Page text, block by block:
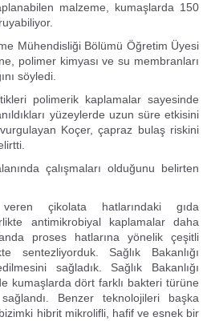
malzeme, kumaşlarda 150
Mühendisliği Bölümü Öğretim Üyesi
polimer kimyası ve su membranları
söyledi.
polimerik kaplamalar sayesinde
yüzeylerde uzun süre etkisini
vurgulayan Koçer, çapraz bulaş riskini
çalışmaları olduğunu belirten
çikolata hatlarındaki gıda
antimikrobiyal kaplamalar daha
proses hatlarına yönelik çeşitli
sentezliyorduk. Sağlık Bakanlığı
sağladık. Sağlık Bakanlığı
kumaşlarda dört farklı bakteri türüne
Benzer teknolojileri başka
hibrit mikrolifli, hafif ve esnek bir